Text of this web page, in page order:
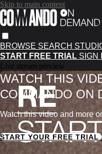
Skip to main content
BROWSE SEARCH
START FREE TRIAL SIGN
Live stream preview
WATCH THIS
COMMANDO ON
Watch this video and more
START YOUR FREE TRIAL